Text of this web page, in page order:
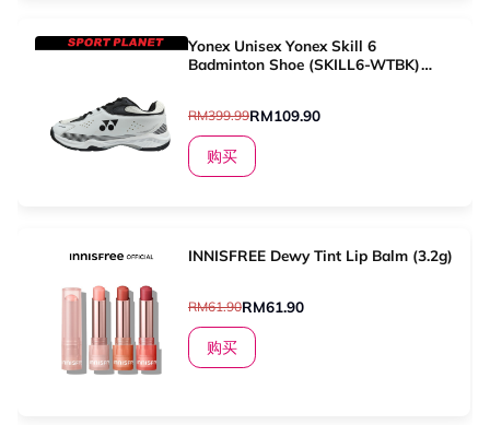
Yonex Unisex Yonex Skill 6
Badminton Shoe (SKILL6-WTBK)
RM399.99RM109.90
购买
INNISFREE Dewy Tint Lip Balm (3.2g)
RM61.90RM61.90
购买